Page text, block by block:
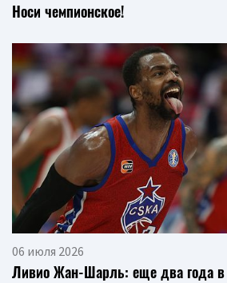
Носи чемпионское!
06 июля 2026
Ливио Жан-Шарль: еще два года